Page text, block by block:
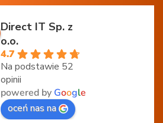
Direct IT Sp. z
o.o.
4.7
Na podstawie 52
opinii
powered by Google
oceń nas na